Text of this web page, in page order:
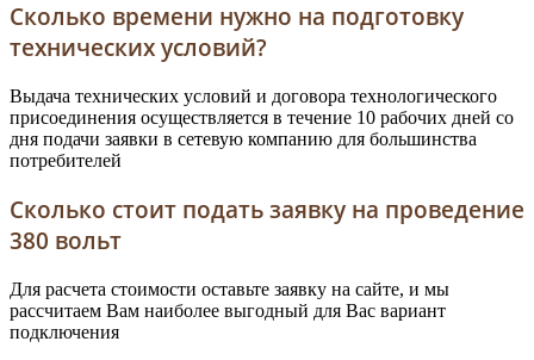
Сколько времени нужно на подготовку
технических условий?
Выдача технических условий и договора технологического
присоединения осуществляется в течение 10 рабочих дней со
дня подачи заявки в сетевую компанию для большинства
потребителей
Сколько стоит подать заявку на проведение
380 вольт
Для расчета стоимости оставьте заявку на сайте, и мы
рассчитаем Вам наиболее выгодный для Вас вариант
подключения